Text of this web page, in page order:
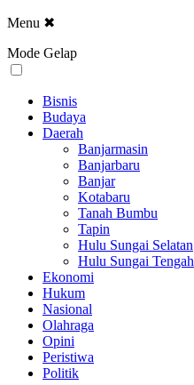
Menu ✖
Mode Gelap
Bisnis
Budaya
Daerah
Banjarmasin
Banjarbaru
Banjar
Kotabaru
Tanah Bumbu
Tapin
Hulu Sungai Selatan
Hulu Sungai Tengah
Ekonomi
Hukum
Nasional
Olahraga
Opini
Peristiwa
Politik